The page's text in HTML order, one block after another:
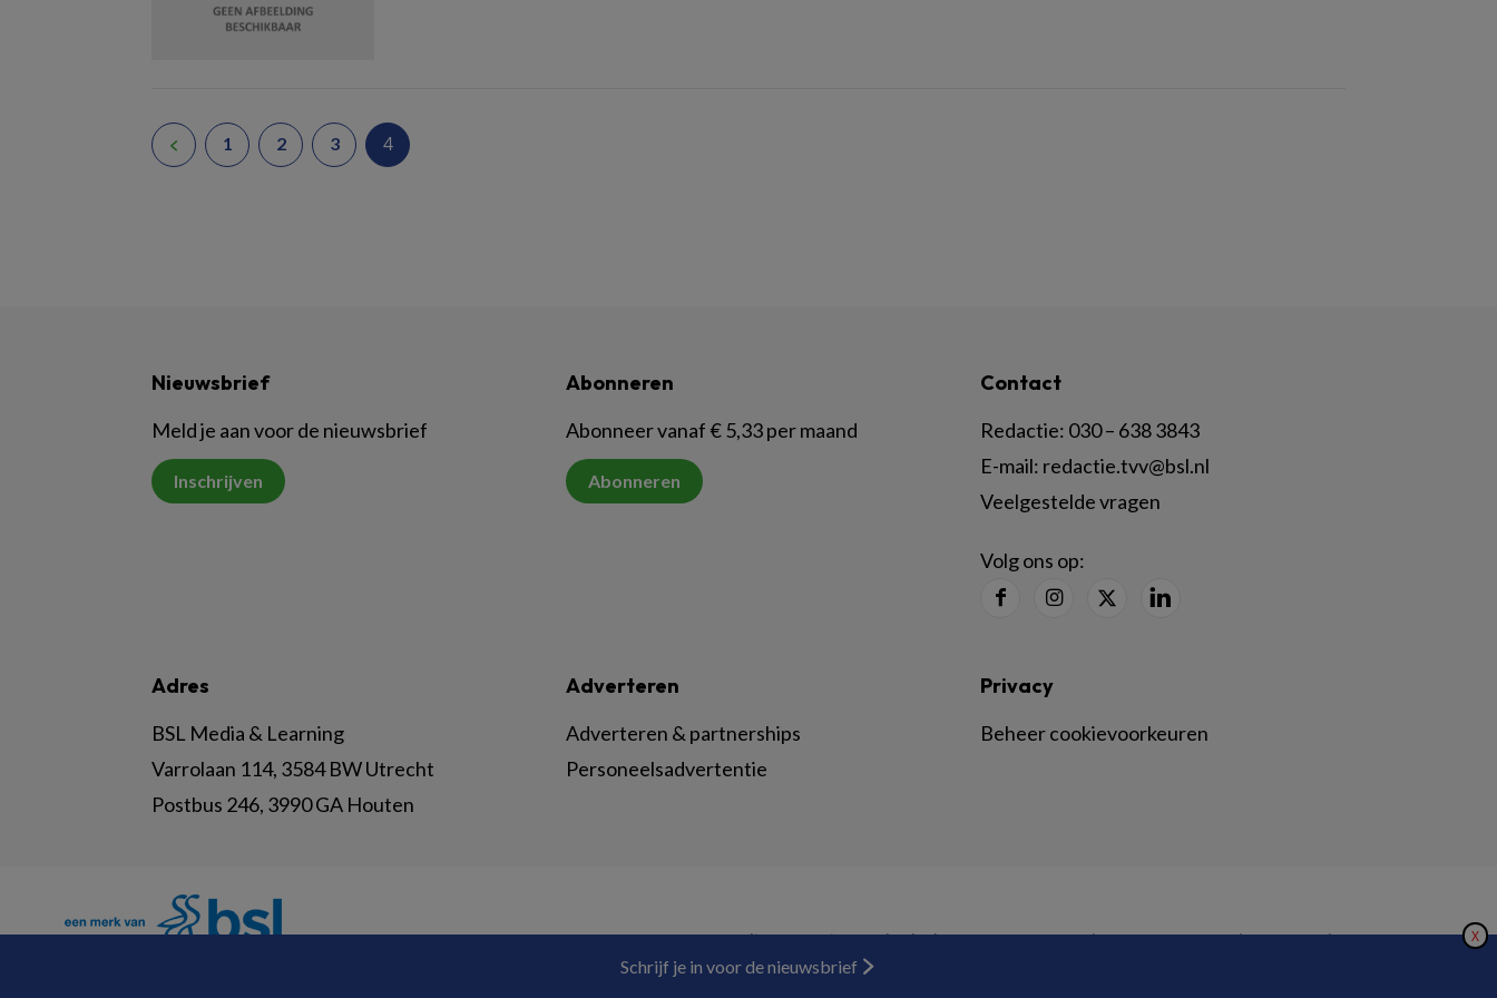
1 2 3 4
Nieuwsbrief
Meld je aan voor de nieuwsbrief
Inschrijven
Abonneren
Abonneer vanaf € 5,33 per maand
Abonneren
Contact
Redactie: 030 – 638 3843
E-mail: redactie.tvv@bsl.nl
Veelgestelde vragen
Volg ons op:
Adres
BSL Media & Learning
Varrolaan 114, 3584 BW Utrecht
Postbus 246, 3990 GA Houten
Adverteren
Adverteren & partnerships
Personeelsadvertentie
Privacy
Beheer cookievoorkeuren
© BSL Media & Learning, onderdeel vanSpringer Nature|Privacy Statement|Disclaimer|Voorwaarden X
Schrijf je in voor de nieuwsbrief